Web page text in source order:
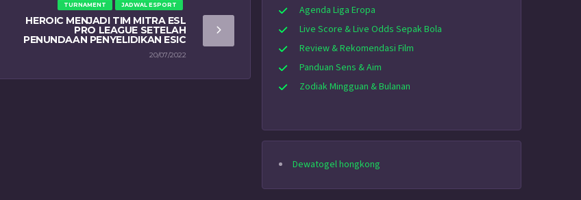
JADWAL ESPORT
TURNAMENT
HEROIC MENJADI TIM MITRA ESL
PRO LEAGUE SETELAH
PENUNDAAN PENYELIDIKAN ESIC
20/07/2022
Agenda Liga Eropa
Live Score & Live Odds Sepak Bola
Review & Rekomendasi Film
Panduan Sens & Aim
Zodiak Mingguan & Bulanan
Dewatogel hongkong